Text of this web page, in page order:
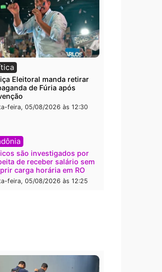
Brasil
Confronto durante operação
termina com foragido baleado e
Justiça Eleitoral manda retirar
propaganda de Fúria após